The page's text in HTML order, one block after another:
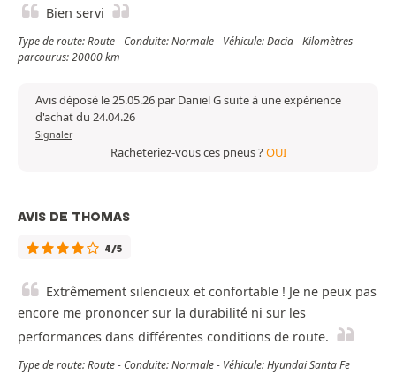
Bien servi
Type de route: Route - Conduite: Normale - Véhicule: Dacia - Kilomètres
parcourus: 20000 km
Avis déposé le 25.05.26 par Daniel G suite à une expérience
d'achat du 24.04.26
Signaler
Racheteriez-vous ces pneus ?OUI
AVIS DE THOMAS
4/5
Extrêmement silencieux et confortable ! Je ne peux pas
encore me prononcer sur la durabilité ni sur les
performances dans différentes conditions de route.
Type de route: Route - Conduite: Normale - Véhicule: Hyundai Santa Fe